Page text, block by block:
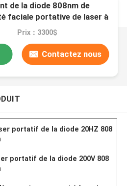
de la diode 808nm de
faciale portative de laser à
Prix：3300$
Contactez nous
portatif de la diode 20HZ 808
portatif de la diode 200V 808